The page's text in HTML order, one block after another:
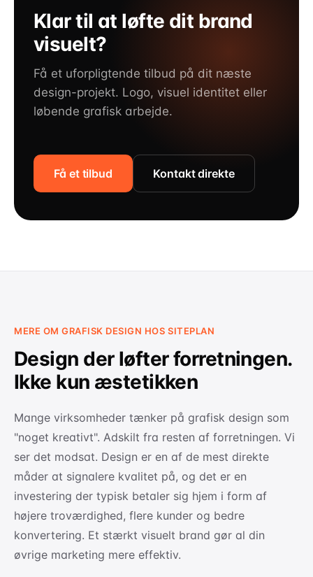
Klar til at løfte dit brand
visuelt?
Få et uforpligtende tilbud på dit næste
design-projekt. Logo, visuel identitet eller
løbende grafisk arbejde.
Få et tilbud Kontakt direkte
MERE OM GRAFISK DESIGN HOS SITEPLAN
Design der løfter forretningen.
Ikke kun æstetikken
Mange virksomheder tænker på grafisk design som
"noget kreativt". Adskilt fra resten af forretningen. Vi
ser det modsat. Design er en af de mest direkte
måder at signalere kvalitet på, og det er en
investering der typisk betaler sig hjem i form af
højere troværdighed, flere kunder og bedre
konvertering. Et stærkt visuelt brand gør al din
øvrige marketing mere effektiv.